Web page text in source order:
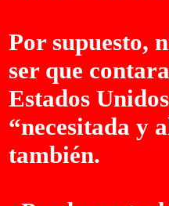
Por supuesto,
ser que
Estados
“necesitada y
también.